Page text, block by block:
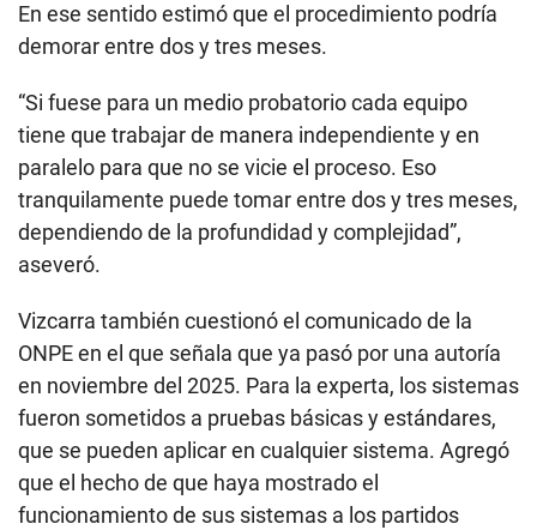
En ese sentido estimó que el procedimiento podría
demorar entre dos y tres meses.
“Si fuese para un medio probatorio cada equipo
tiene que trabajar de manera independiente y en
paralelo para que no se vicie el proceso. Eso
tranquilamente puede tomar entre dos y tres meses,
dependiendo de la profundidad y complejidad”,
aseveró.
Vizcarra también cuestionó el comunicado de la
ONPE en el que señala que ya pasó por una autoría
en noviembre del 2025. Para la experta, los sistemas
fueron sometidos a pruebas básicas y estándares,
que se pueden aplicar en cualquier sistema. Agregó
que el hecho de que haya mostrado el
funcionamiento de sus sistemas a los partidos